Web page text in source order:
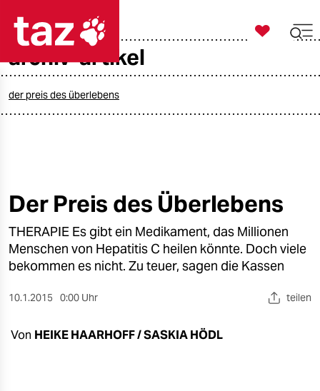
öko
gesellschaft
kultur
sport

taz zahl ich
archiv-artikel
der preis des überlebens
Der Preis des Überlebens
THERAPIE Es gibt ein Medikament, das Millionen
Menschen von Hepatitis C heilen könnte. Doch viele
bekommen es nicht. Zu teuer, sagen die Kassen
10.1.2015 0:00 Uhr teilen
Von HEIKE HAARHOFF / SASKIA HÖDL